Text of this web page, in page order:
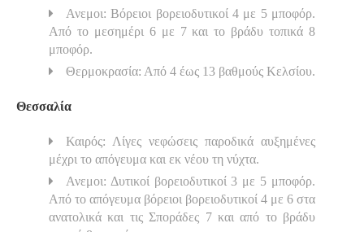
Ανεμοι: Βόρειοι βορειοδυτικοί 4 με 5 μποφόρ.
Από το μεσημέρι 6 με 7 και το βράδυ τοπικά 8
μποφόρ.
Θερμοκρασία: Από 4 έως 13 βαθμούς Κελσίου.
Θεσσαλία
Καιρός: Λίγες νεφώσεις παροδικά αυξημένες
μέχρι το απόγευμα και εκ νέου τη νύχτα.
Ανεμοι: Δυτικοί βορειοδυτικοί 3 με 5 μποφόρ.
Από το απόγευμα βόρειοι βορειοδυτικοί 4 με 6 στα
ανατολικά και τις Σποράδες 7 και από το βράδυ